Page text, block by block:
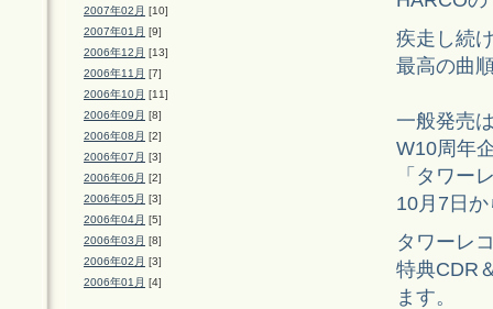
2007年02月 [10]
2007年01月 [9]
2006年12月 [13]
2006年11月 [7]
2006年10月 [11]
2006年09月 [8]
2006年08月 [2]
2006年07月 [3]
2006年06月 [2]
2006年05月 [3]
2006年04月 [5]
2006年03月 [8]
2006年02月 [3]
2006年01月 [4]
疾走し続
最高の曲
一般発売
W10周年
「タワー
10月7日
タワーレ
特典CDR
ます。